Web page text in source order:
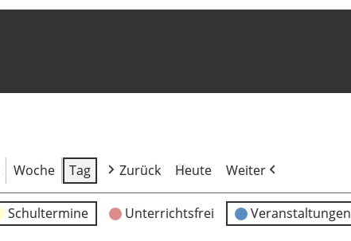
Woche Tag Zurück Heute Weiter
Schultermine Unterrichtsfrei Veranstaltungen